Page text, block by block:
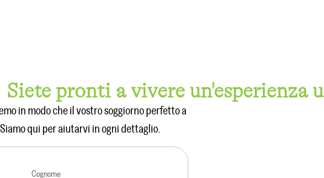
Siete pronti a vivere un'esperienza
in modo che il vostro soggiorno perfetto a
qui per aiutarvi in ogni dettaglio.